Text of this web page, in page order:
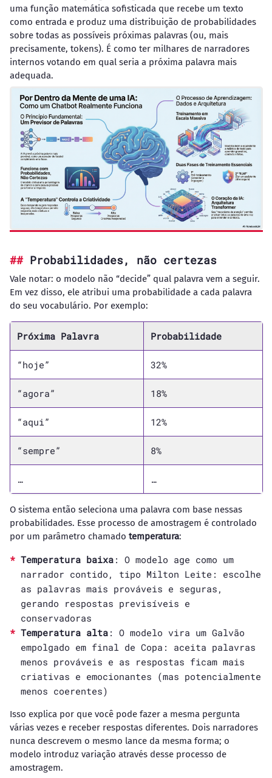
uma função matemática sofisticada que recebe um texto
como entrada e produz uma distribuição de probabilidades
sobre todas as possíveis próximas palavras (ou, mais
precisamente, tokens). É como ter milhares de narradores
internos votando em qual seria a próxima palavra mais
adequada.
Probabilidades, não certezas
Vale notar: o modelo não “decide” qual palavra vem a seguir.
Em vez disso, ele atribui uma probabilidade a cada palavra
do seu vocabulário. Por exemplo:
Próxima Palavra Probabilidade
“hoje” 32%
“agora” 18%
“aqui” 12%
“sempre” 8%
… …
O sistema então seleciona uma palavra com base nessas
probabilidades. Esse processo de amostragem é controlado
por um parâmetro chamado temperatura:
Temperatura baixa: O modelo age como um
narrador contido, tipo Milton Leite: escolhe
as palavras mais prováveis e seguras,
gerando respostas previsíveis e
conservadoras
Temperatura alta: O modelo vira um Galvão
empolgado em final de Copa: aceita palavras
menos prováveis e as respostas ficam mais
criativas e emocionantes (mas potencialmente
menos coerentes)
Isso explica por que você pode fazer a mesma pergunta
várias vezes e receber respostas diferentes. Dois narradores
nunca descrevem o mesmo lance da mesma forma; o
modelo introduz variação através desse processo de
amostragem.